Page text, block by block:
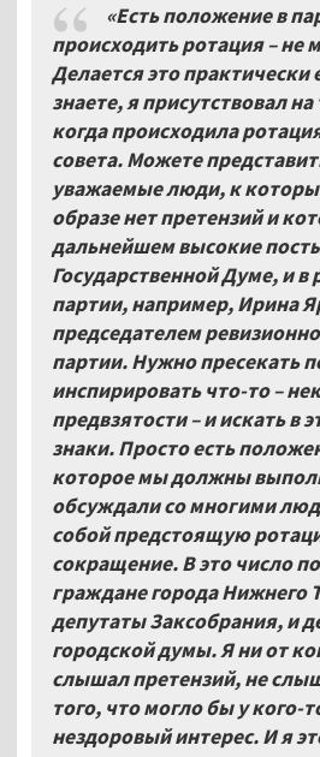
«Есть положение в
происходить ротация – не
Делается это
знаете, я присутствовал
когда происходила
совета. Можете
уважаемые люди, к
образе нет претензий и
дальнейшем высокие
Государственной Думе, и в
партии, например, Ирина
председателем
партии. Нужно пресекать
инспирировать что-то –
предвзятости – и искать в
знаки. Просто есть
которое мы должны
обсуждали со многими
собой предстоящую
сокращение. В это число
граждане города Нижнего
депутаты Заксобрания, и
городской думы. Я ни от
слышал претензий, не
того, что могло бы у кого-
нездоровый интерес. И я